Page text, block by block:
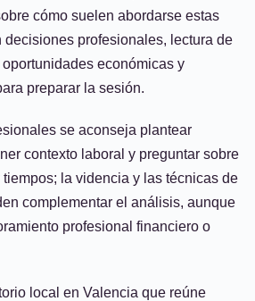
cómo suelen abordarse estas
decisiones profesionales, lectura de
económicas y
preparar la sesión.
se aconseja plantear
contexto laboral y preguntar sobre
la videncia y las técnicas de
complementar el análisis, aunque
profesional financiero o
local en Valencia que reúne